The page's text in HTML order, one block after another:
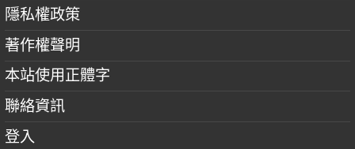
隱私權政策
著作權聲明
本站使用正體字
聯絡資訊
登入